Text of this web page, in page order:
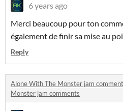
6 years ago
Merci beaucoup pour ton
également de finir sa mise au
Reply
Alone With The Monster jam
Monster jam comments